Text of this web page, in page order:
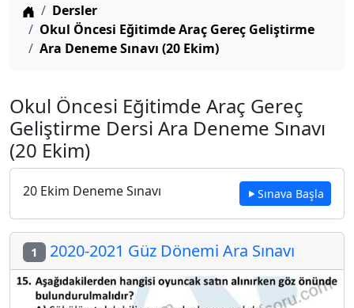
Anasayfa
Dersler
Okul Öncesi Eğitimde Araç Gereç Geliştirme
Ara Deneme Sınavı (20 Ekim)
Okul Öncesi Eğitimde Araç Gereç
Geliştirme Dersi Ara Deneme Sınavı
(20 Ekim)
20 Ekim Deneme Sınavı Sınava Başla
1 2020-2021 Güz Dönemi Ara Sınavı